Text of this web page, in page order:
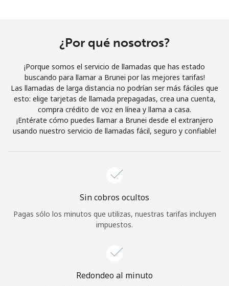
Únete
¡Hola!
Inicia sesión oREGÍSTRATE →
¿Olvidaste tu contraseña? →
o
¿Por qué nosotros?
¡Porque somos el servicio de llamadas que has estado
buscando para llamar a Brunei por las mejores tarifas!
Las llamadas de larga distancia no podrían ser más fáciles que
esto: elige tarjetas de llamada prepagadas, crea una cuenta,
compra crédito de voz en línea y llama a casa.
¡Entérate cómo puedes llamar a Brunei desde el extranjero
usando nuestro servicio de llamadas fácil, seguro y confiable!
Sin cobros ocultos
Pagas sólo los minutos que utilizas, nuestras tarifas incluyen
impuestos.
Redondeo al minuto